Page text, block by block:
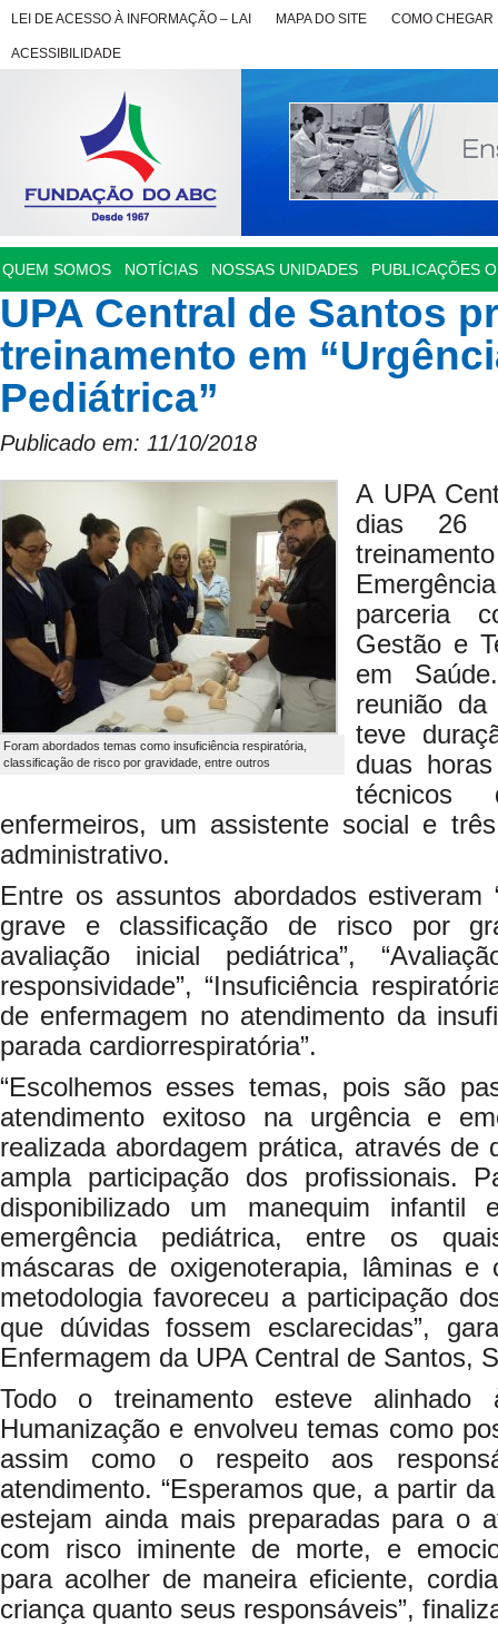
LEI DE ACESSO À INFORMAÇÃO – LAI MAPA DO SITE COMO CHEGAR
ACESSIBILIDADE
QUEM SOMOS NOTÍCIAS NOSSAS UNIDADES PUBLICAÇÕES
UPA Central de Santos
treinamento em
Pediátrica”
Publicado em: 11/10/2018
Foram abordados temas como insuficiência respiratória,
classificação de risco por gravidade, entre outros
A UPA
dias 26
parceria
Gestão e
em
reunião
teve
duas
técnicos
enfermeiros, um assistente social e
administrativo.
Entre os assuntos abordados estiveram
grave e classificação de risco por
avaliação inicial pediátrica”,
responsividade”, “Insuficiência
de enfermagem no atendimento da
parada cardiorrespiratória”.
“Escolhemos esses temas, pois são
atendimento exitoso na urgência e
realizada abordagem prática, através de
ampla participação dos profissionais.
disponibilizado um manequim infantil
emergência pediátrica, entre os
máscaras de oxigenoterapia, lâminas e
metodologia favoreceu a participação
que dúvidas fossem esclarecidas”,
Enfermagem da UPA Central de Santos,
Todo o treinamento esteve
Humanização e envolveu temas como
assim como o respeito aos
atendimento. “Esperamos que, a partir
estejam ainda mais preparadas para o
com risco iminente de morte, e
para acolher de maneira eficiente,
criança quanto seus responsáveis”,